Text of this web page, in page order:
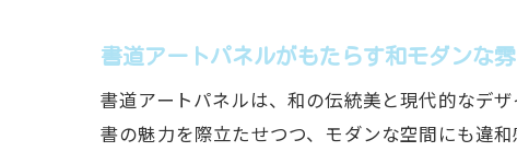
書道アートパネルがもたらす和モダンな
書道アートパネルは、和の伝統美と現代的なデ
書の魅力を際立たせつつ、モダンな空間にも違和